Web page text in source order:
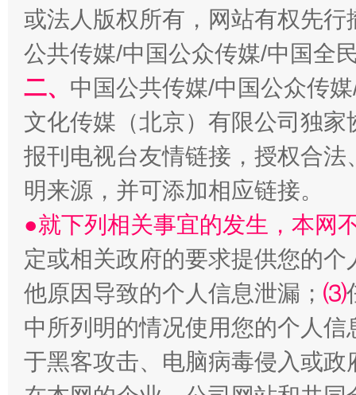
受贿1.44亿！段成刚被判无期 从幼
或法人版权所有，网站有权先
公共传媒/中国公众传媒/中国全
二、 中国公共传媒/中国公众传
文化传媒（北京）有限公司独
报刊电视台友情链接，授权合
明来源，并可添加相应链接。
●就下列相关事宜的发生，本网
定或相关政府的要求提供您的个
他原因导致的个人信息泄漏； ⑶
中所列明的情况使用您的个人
于黑客攻击、电脑病毒侵入或